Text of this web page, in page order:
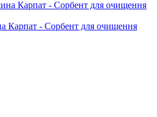
Карпат - Сорбент для очищення